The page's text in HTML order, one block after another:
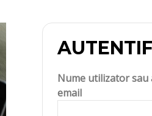
Nume utilizator sau
email